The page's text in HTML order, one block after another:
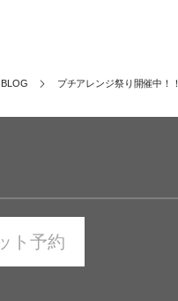
BLOG プチアレンジ祭り開催中！！
ト予約